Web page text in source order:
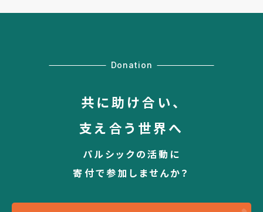
Donation
共に助け合い、
支え合う世界へ
パルシックの活動に
寄付で参加しませんか？